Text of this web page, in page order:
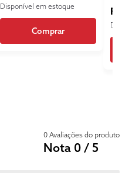
Disponível em estoque
Comprar
R$
0 Avaliações do produto
Nota 0 / 5